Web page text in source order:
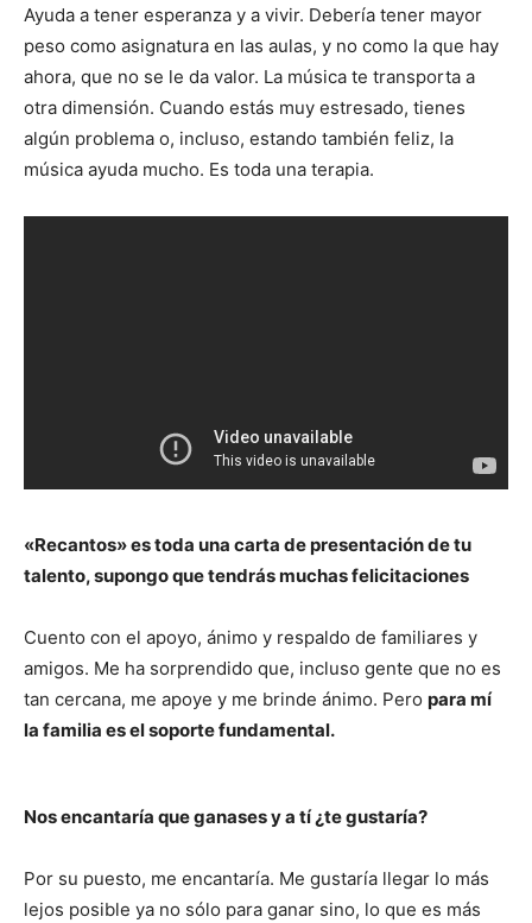
Ayuda a tener esperanza y a vivir. Debería tener mayor
peso como asignatura en las aulas, y no como la que hay
ahora, que no se le da valor. La música te transporta a
otra dimensión. Cuando estás muy estresado, tienes
algún problema o, incluso, estando también feliz, la
música ayuda mucho. Es toda una terapia.
«Recantos» es toda una carta de presentación de tu
talento, supongo que tendrás muchas felicitaciones
Cuento con el apoyo, ánimo y respaldo de familiares y
amigos. Me ha sorprendido que, incluso gente que no es
tan cercana, me apoye y me brinde ánimo. Pero para mí
la familia es el soporte fundamental.
Nos encantaría que ganases y a tí ¿te gustaría?
Por su puesto, me encantaría. Me gustaría llegar lo más
lejos posible ya no sólo para ganar sino, lo que es más